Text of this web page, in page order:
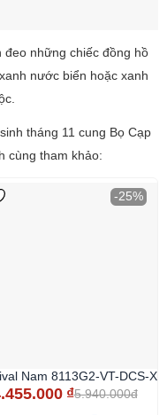
đeo những chiếc đồng hồ
nước biển hoặc xanh
tháng 11 cung Bọ Cạp
cùng tham khảo:
-25%
Nam 8113G2-VT-DCS-X
₫5.940.000đ